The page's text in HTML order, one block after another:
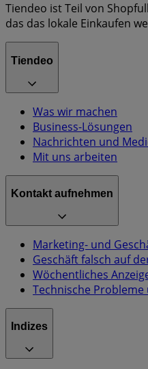
Tiendeo ist Teil von
das das lokale Einkaufen
Tiendeo
Was wir machen
Business-Lösungen
Nachrichten und
Mit uns arbeiten
Kontakt aufnehmen
Marketing- und
Geschäft falsch auf
Wöchentliches
Technische
Indizes